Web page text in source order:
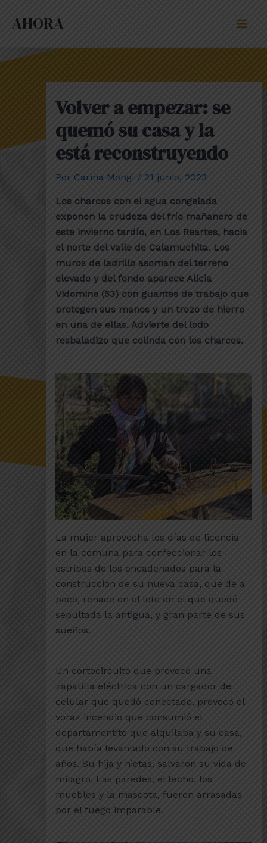
AHORA
Volver a empezar: se
quemó su casa y la
está reconstruyendo
Por Carina Mongi / 21 junio, 2023
Los charcos con el agua congelada
exponen la crudeza del frío mañanero de
este invierno tardío, en Los Reartes, hacia
el norte del valle de Calamuchita. Los
muros de ladrillo asoman del terreno
elevado y del fondo aparece Alicia
Vidomine (53) con guantes de trabajo que
protegen sus manos y un trozo de hierro
en una de ellas. Advierte del lodo
resbaladizo que colinda con los charcos.
La mujer aprovecha los días de licencia
en la comuna para confeccionar los
estribos de los encadenados para la
construcción de su nueva casa, que de a
poco, renace en el lote en el que quedó
sepultada la antigua, y gran parte de sus
sueños.
Un cortocircuito que provocó una
zapatilla eléctrica con un cargador de
celular que quedó conectado, provocó el
voraz incendio que consumió el
departamentito que alquilaba y su casa,
que había levantado con su trabajo de
años. Su hija y nietas, salvaron su vida de
milagro. Las paredes, el techo, los
muebles y la mascota, fueron arrasadas
por el fuego imparable.
navigation